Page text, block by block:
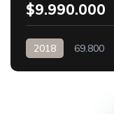
$9.990.000
2018 69.800